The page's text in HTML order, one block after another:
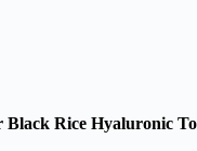
Rice Hyaluronic